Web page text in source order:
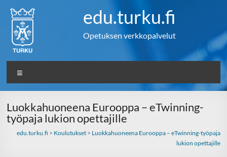
content
edu.turku.fi
Opetuksen verkkopalvelut
Luokkahuoneena Eurooppa – eTwinning-
työpaja lukion opettajille
edu.turku.fi > Koulutukset> Luokkahuoneena Eurooppa – eTwinning-työpaja
lukion opettajille